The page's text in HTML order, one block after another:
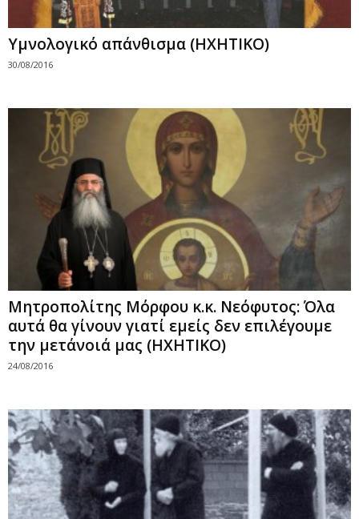
Υμνολογικό απάνθισμα (ΗΧΗΤΙΚΟ)
30/08/2016
Μητροπολίτης Μόρφου κ.κ. Νεόφυτος: Όλα
αυτά θα γίνουν γιατί εμείς δεν επιλέγουμε
την μετάνοιά μας (ΗΧΗΤΙΚΟ)
24/08/2016